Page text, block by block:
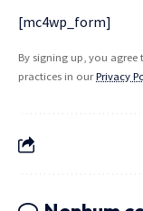
[mc4wp_form]
By signing up, you
practices in ourPrivacy